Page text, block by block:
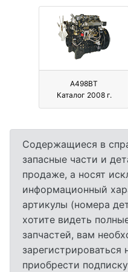
A498BT
Каталог 2008 г.
Содержащиеся в
запасные части и
продаже, а носят
информационный
артикулы (номера
хотите видеть
запчастей, вам
зарегистрироваться
приобрести